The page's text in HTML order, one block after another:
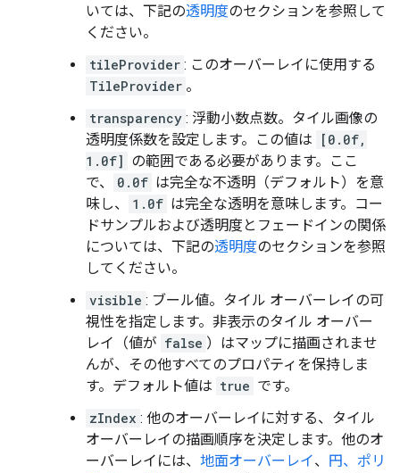
いては、下記の透明度のセクションを参照して
ください。
tileProvider : このオーバーレイに使用する
TileProvider 。
transparency : 浮動小数点数。タイル画像の
透明度係数を設定します。この値は
[0.0f,
1.0f]
の範囲である必要があります。ここ
で、
0.0f は完全な不透明（デフォルト）を意
味し、
1.0f は完全な透明を意味します。コー
ドサンプルおよび透明度とフェードインの関係
については、下記の透明度のセクションを参照
してください。
visible : ブール値。タイル オーバーレイの可
視性を指定します。非表示のタイル オーバー
レイ（値が false ）はマップに描画されませ
んが、その他すべてのプロパティを保持しま
す。デフォルト値は true です。
zIndex : 他のオーバーレイに対する、タイル
オーバーレイの描画順序を決定します。他のオ
ーバーレイには、 地面オーバーレイ、
円、ポリ